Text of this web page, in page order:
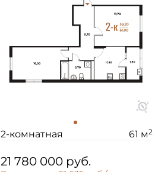
2-комнатная 61 м2
21 780 000 руб.